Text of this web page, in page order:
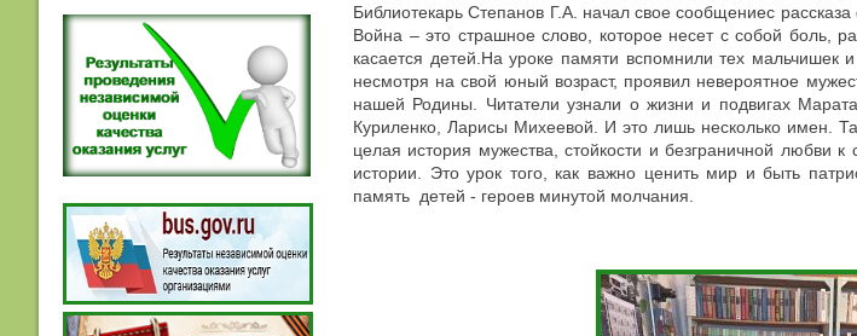
Библиотекарь Степанов Г.А. начал свое сообщениес рассказа
Война – это страшное слово, которое несет с собой боль,
касается детей.На уроке памяти вспомнили тех мальчишек
несмотря на свой юный возраст, проявил невероятное
нашей Родины. Читатели узнали о жизни и подвигах
Куриленко, Ларисы Михеевой. И это лишь несколько имен.
целая история мужества, стойкости и безграничной любви
истории. Это урок того, как важно ценить мир и быть
память детей - героев минутой молчания.